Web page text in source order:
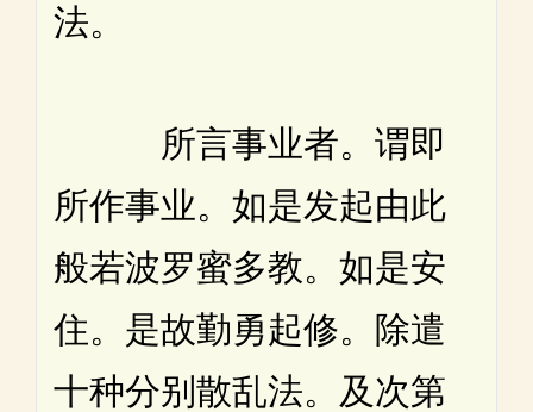
法。
所言事业者。谓即
所作事业。如是发起由此
般若波罗蜜多教。如是安
住。是故勤勇起修。除遣
十种分别散乱法。及次第